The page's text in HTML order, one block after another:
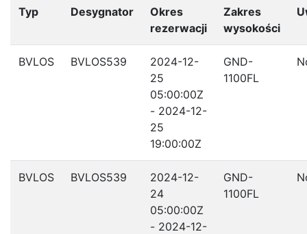
Typ Desygnator
Okres
rezerwacji
Zakres
wysokości
BVLOS BVLOS539
2024-12-
25
05:00:00Z
- 2024-12-
25
19:00:00Z
GND-
1100FL
BVLOS BVLOS539
2024-12-
24
05:00:00Z
- 2024-12-
GND-
1100FL